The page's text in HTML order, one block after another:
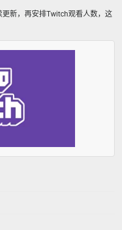
新，再安排Twitch观看人数，这